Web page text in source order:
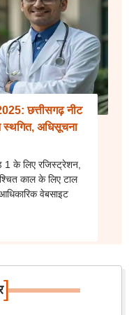
छत्तीसगढ़ नीट
स्थगित, अधिसूचना
1 के लिए रजिस्ट्रेशन,
काल के लिए टाल
वेबसाइट
]